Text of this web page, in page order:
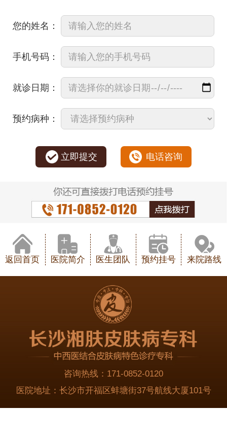
您的姓名：
手机号码：
就诊日期：
预约病种：
立即提交 电话咨询
返回首页 医院简介 医生团队 预约挂号 来院路线
咨询热线： 171-0852-0120
医院地址： 长沙市开福区蚌塘街37号航线大厦101号